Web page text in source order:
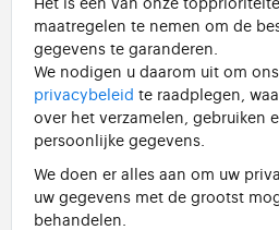
maatregelen te nemen om de
gegevens te garanderen.
We nodigen u daarom uit om
privacybeleid te raadplegen,
over het verzamelen, gebruiken
persoonlijke gegevens.
We doen er alles aan om uw
uw gegevens met de grootst
behandelen.